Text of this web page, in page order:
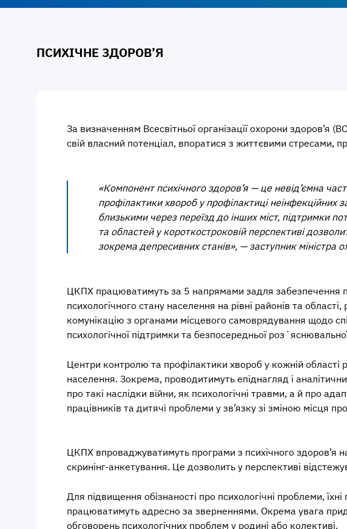
ПСИХІЧНЕ ЗДОРОВ’Я
За визначенням Всесвітньої організації охорони
свій власний потенціал, впоратися з життєвими стресами,
«Компонент психічного здоров’я — це невід’ємна
профілактики хвороб у профілактиці неінфекційних
близькими через переїзд до інших міст, підтримки
та областей у короткостроковій перспективі
зокрема депресивних станів», — заступник міністра
ЦКПХ працюватимуть за 5 напрямами задля забезпечення
психологічного стану населення на рівні районів та
комунікацію з органами місцевого самоврядування щодо
психологічної підтримки та безпосередньої
Центри контролю та профілактики хвороб у кожній області
населення. Зокрема, проводитимуть епіднагляд і
про такі наслідки війни, як психологічні травми, а й про
працівників та дитячі проблеми у зв’язку зі зміною місця
ЦКПХ впроваджуватимуть програми з психічного здоров’я
скринінг-анкетування. Це дозволить у перспективі
Для підвищення обізнаності про психологічні проблеми,
працюватимуть адресно за зверненнями. Окрема увага
обговорень психологічних проблем у родині або колективі.